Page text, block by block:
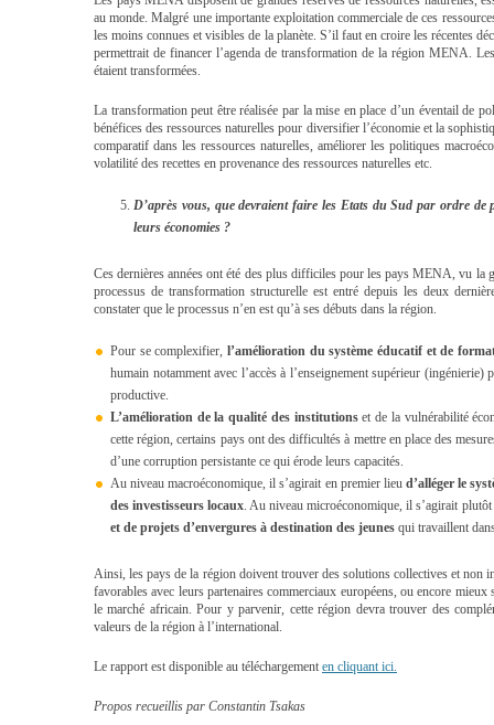
au monde. Malgré une importante exploitation commerciale de ces
les moins connues et visibles de la planète. S’il faut en croire les récentes
permettrait de financer l’agenda de transformation de la région MENA.
étaient transformées.
La transformation peut être réalisée par la mise en place d’un éventail de
bénéfices des ressources naturelles pour diversifier l’économie et la
comparatif dans les ressources naturelles, améliorer les politiques
volatilité des recettes en provenance des ressources naturelles etc.
D’après vous, que devraient faire les Etats du Sud par ordre de
leurs économies ?
Ces dernières années ont été des plus difficiles pour les pays MENA, vu la
processus de transformation structurelle est entré depuis les deux
constater que le processus n’en est qu’à ses débuts dans la région.
Pour se complexifier, l’amélioration du système éducatif et de
humain notamment avec l’accès à l’enseignement supérieur
productive.
L’amélioration de la qualité des institutionset de la vulnérabilité
cette région, certains pays ont des difficultés à mettre en place des
d’une corruption persistante ce qui érode leurs capacités.
Au niveau macroéconomique, il s’agirait en premier lieu d’alléger le
des investisseurs locaux. Au niveau microéconomique, il s’agirait
et de projets d’envergures à destination des jeunes qui travaillent
Ainsi, les pays de la région doivent trouver des solutions collectives et non
favorables avec leurs partenaires commerciaux européens, ou encore
le marché africain. Pour y parvenir, cette région devra trouver des
valeurs de la région à l’international.
Le rapport est disponible au téléchargement en cliquant ici.
Propos recueillis par Constantin Tsakas